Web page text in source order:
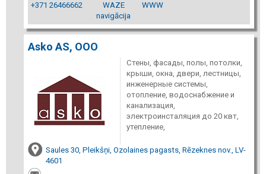
+371 26466662
WAZE
navigācija
WWW
Asko AS, ООО
Стены, фасады, полы, потолки,
крыши, окна, двери, лестницы,
инженерные системы,
отопление, водоснабжение и
канализация,
электроинсталяция до 20 квт,
утепление,
Saules 30, Pleikšņi, Ozolaines pagasts, Rēzeknes nov., LV-
4601